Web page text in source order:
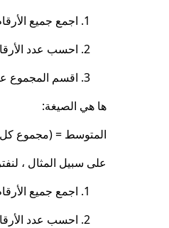
اجمع جميع
احسب عدد
اقسم المجموع
ها هي الصيغة:
المتوسط ​​= (مجموع كل
على سبيل المثال ، لنفترض
اجمع جميع الأرقام في
احسب عدد الأرقام